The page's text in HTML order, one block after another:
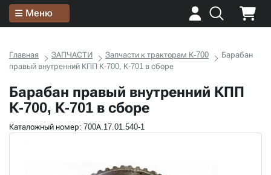
Меню
Главная ЗАПЧАСТИ Запчасти к тракторам К-700
Барабан
правый внутренний КПП К-700, К-701 в сборе
Барабан правый внутренний КПП
К-700, К-701 в сборе
Каталожный номер: 700А.17.01.540-1